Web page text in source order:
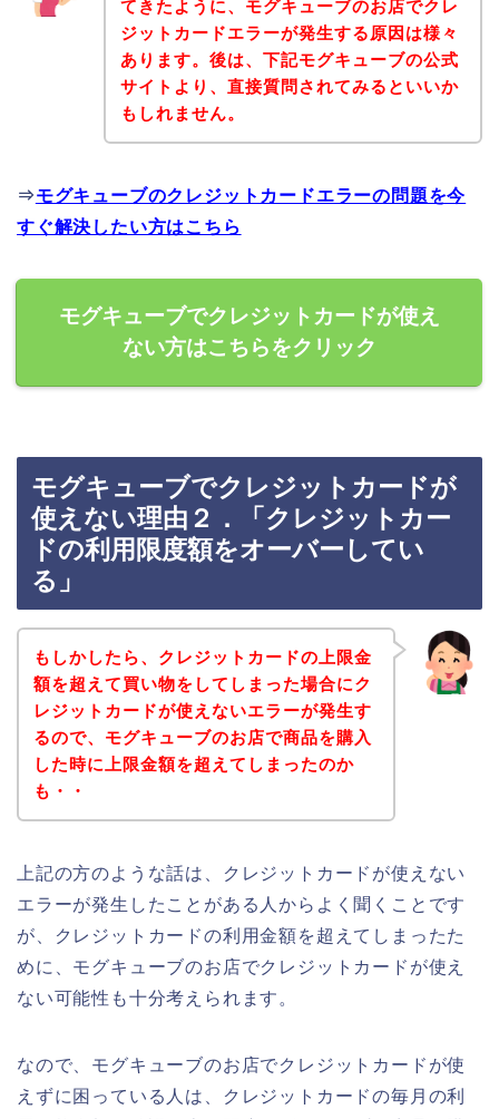
てきたように、モグキューブのお店でクレ
ジットカードエラーが発生する原因は様々
あります。後は、下記モグキューブの公式
サイトより、直接質問されてみるといいか
もしれません。
⇒モグキューブのクレジットカードエラーの問題を今
すぐ解決したい方はこちら
モグキューブでクレジットカードが使え
ない方はこちらをクリック
モグキューブでクレジットカードが
使えない理由２．「クレジットカー
ドの利用限度額をオーバーしてい
る」
もしかしたら、クレジットカードの上限金
額を超えて買い物をしてしまった場合にク
レジットカードが使えないエラーが発生す
るので、モグキューブのお店で商品を購入
した時に上限金額を超えてしまったのか
も・・
上記の方のような話は、クレジットカードが使えない
エラーが発生したことがある人からよく聞くことです
が、クレジットカードの利用金額を超えてしまったた
めに、モグキューブのお店でクレジットカードが使え
ない可能性も十分考えられます。
なので、モグキューブのお店でクレジットカードが使
えずに困っている人は、クレジットカードの毎月の利